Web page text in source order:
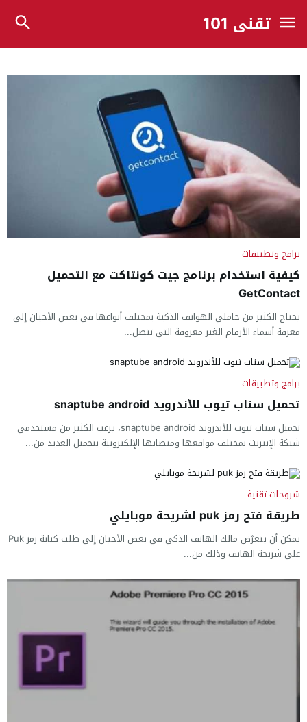
تقني 101
برامج وتطبيقات
كيفية استخدام برنامج جيت كونتاكت مع التحميل
GetContact
يحتاج الكثير من حاملي الهواتف الذكية بمختلف أنواعها في بعض الأحيان إلى
معرفة أسماء الأرقام الغير معروفة التي تتصل...
برامج وتطبيقات
تحميل سناب تيوب للأندرويد snaptube android
تحميل سناب تيوب للأندرويد snaptube android، يرغب الكثير من مستخدمي
شبكة الإنترنت بمختلف مواقعها ومنصاتها الإلكترونية بتحميل العديد من...
شروحات تقنية
طريقة فتح رمز puk لشريحة موبايلي
يمكن أن يتعرّض مالك الهاتف الذكي في بعض الأحيان إلى طلب كتابة رمز Puk
على شريحة الهاتف وذلك من...